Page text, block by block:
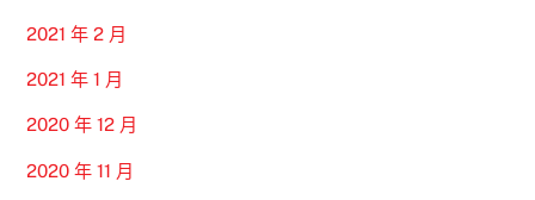
2021 年 2 月
2021 年 1 月
2020 年 12 月
2020 年 11 月